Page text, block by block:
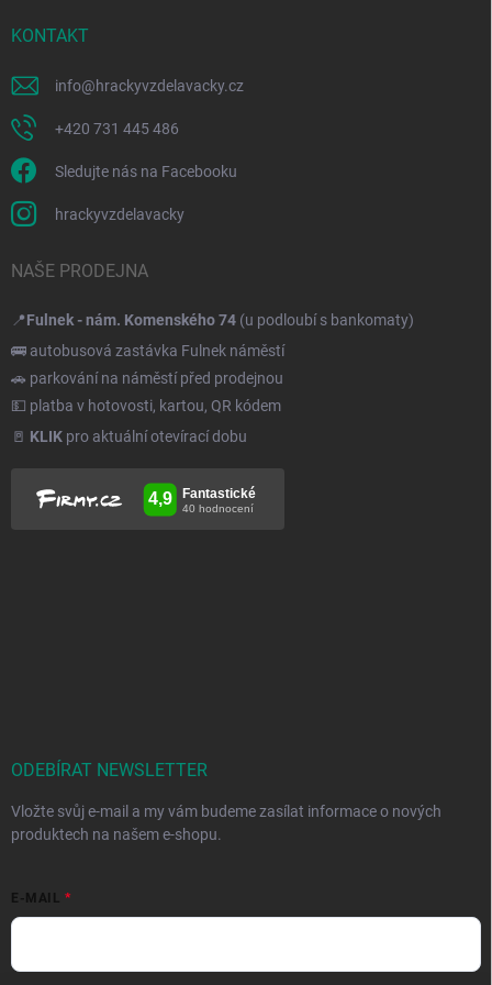
KONTAKT
info@hrackyvzdelavacky.cz
+420 731 445 486
Sledujte nás na Facebooku
hrackyvzdelavacky
NAŠE PRODEJNA
📍Fulnek - nám. Komenského 74 (u podloubí s bankomaty)
🚌 autobusová zastávka Fulnek náměstí
🚗 parkování na náměstí před prodejnou
💵 platba v hotovosti, kartou, QR kódem
🚪 KLIK pro aktuální otevírací dobu
ODEBÍRAT NEWSLETTER
Vložte svůj e-mail a my vám budeme zasílat informace o nových
produktech na našem e-shopu.
E-MAIL